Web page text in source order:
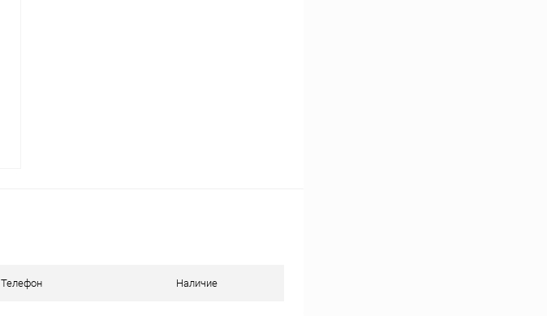
Телефон Наличие